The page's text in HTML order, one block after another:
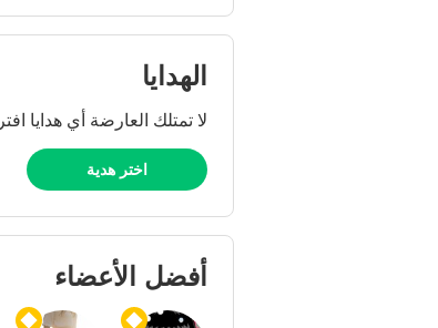
الهدايا
لا تمتلك العارضة أي هدايا
اختر هدية
أفضل الأعضاء